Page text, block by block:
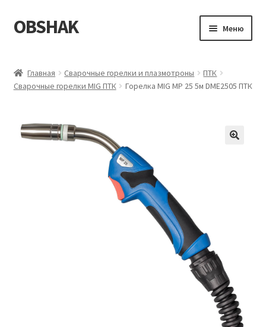
Перейти
к
Перейти
к
OBSHAK Меню
Категории
Главная Сварочные горелки и плазмотроны
ПТК
Сварочные горелки MIG ПТК
Горелка MIG MP 25 5м DME2505 ПТК